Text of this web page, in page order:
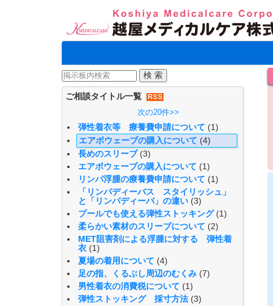
ご相談タイトル一覧
次の20件>>
弾性着衣等 療養費申請について (1)
エアボウェーブの購入について (4)
長めのスリーブ (3)
エアボウェーブの購入について (1)
リンパ浮腫の療養費申請について (1)
「リンパディーバス スタイリッシュ」
と「リンパディーバ」の違い (3)
プールでも使える弾性ストッキング (1)
柔らかい素材のスリーブについて (2)
MET阻害剤による浮腫に対する 弾性着
衣 (1)
夏場の着用について (4)
足の指、くるぶし周辺のむくみ (7)
男性着衣の消費税について (1)
弾性ストッキング 採寸方法 (3)